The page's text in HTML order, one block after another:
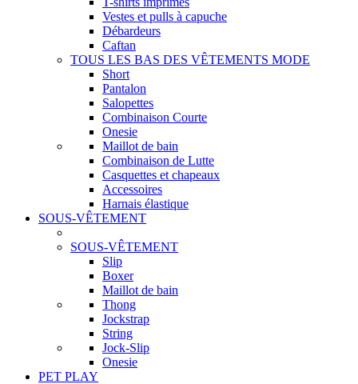
Vestes et pulls à capuche
Débardeurs
Caftan
TOUS LES BAS DES VÊTEMENTS MODE
Short
Pantalon
Salopettes
Combinaison Courte
Onesie
Maillot de bain
Combinaison de Lutte
Casquettes et chapeaux
Accessoires
Harnais élastique
SOUS-VÊTEMENT
SOUS-VÊTEMENT
Slip
Boxer
Maillot de bain
Thong
Jockstrap
String
Jock-Slip
Onesie
PET PLAY